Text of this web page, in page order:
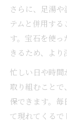
さらに、足湯
テムと併用す
す。宝石を使
きるため、より
忙しい日や時
取り組むこと
保できます。
て現れてくるで